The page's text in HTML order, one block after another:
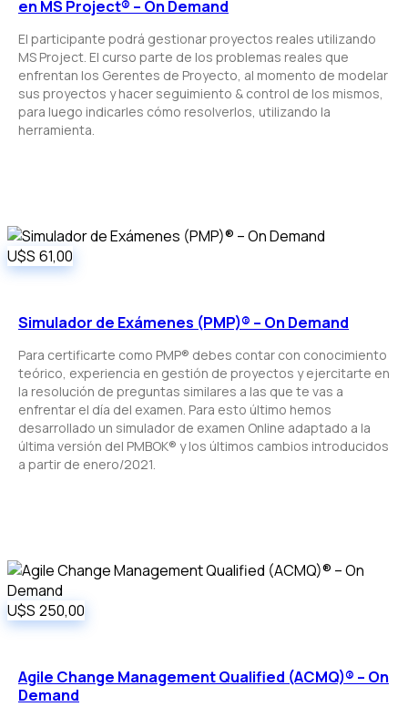
en MS Project® – On Demand
El participante podrá gestionar proyectos reales utilizando
MS Project. El curso parte de los problemas reales que
enfrentan los Gerentes de Proyecto, al momento de modelar
sus proyectos y hacer seguimiento & control de los mismos,
para luego indicarles cómo resolverlos, utilizando la
herramienta.
U$S 61,00
Simulador de Exámenes (PMP)® – On Demand
Para certificarte como PMP® debes contar con conocimiento
teórico, experiencia en gestión de proyectos y ejercitarte en
la resolución de preguntas similares a las que te vas a
enfrentar el día del examen. Para esto último hemos
desarrollado un simulador de examen Online adaptado a la
última versión del PMBOK® y los últimos cambios introducidos
a partir de enero/2021.
U$S 250,00
Agile Change Management Qualified (ACMQ)® – On
Demand